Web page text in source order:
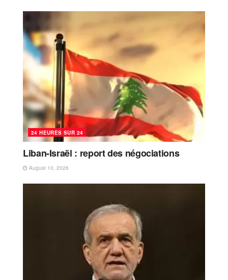
24 HEURES SUR 24
Liban-Israël : report des négociations
August 10, 2026